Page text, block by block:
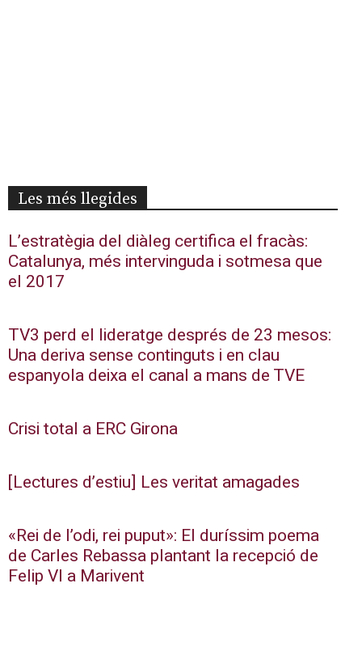
Les més llegides
L’estratègia del diàleg certifica el fracàs:
Catalunya, més intervinguda i sotmesa que
el 2017
TV3 perd el lideratge després de 23 mesos:
Una deriva sense continguts i en clau
espanyola deixa el canal a mans de TVE
Crisi total a ERC Girona
[Lectures d’estiu] Les veritat amagades
«Rei de l’odi, rei puput»: El duríssim poema
de Carles Rebassa plantant la recepció de
Felip VI a Marivent